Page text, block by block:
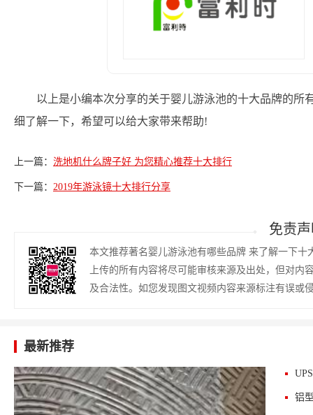
以上是小编本次分享的关于婴儿游泳池的十大品牌的
细了解一下，希望可以给大家带来帮助!
上一篇： 洗地机什么牌子好 为您精心推荐十大排行
下一篇： 2019年游泳镜十大排行分享
免责
本文推荐著名婴儿游泳池有哪些品牌 来了解一下
上传的所有内容将尽可能审核来源及出处，但对
及合法性。如您发现图文视频内容来源标注有误或
最新推荐
铝